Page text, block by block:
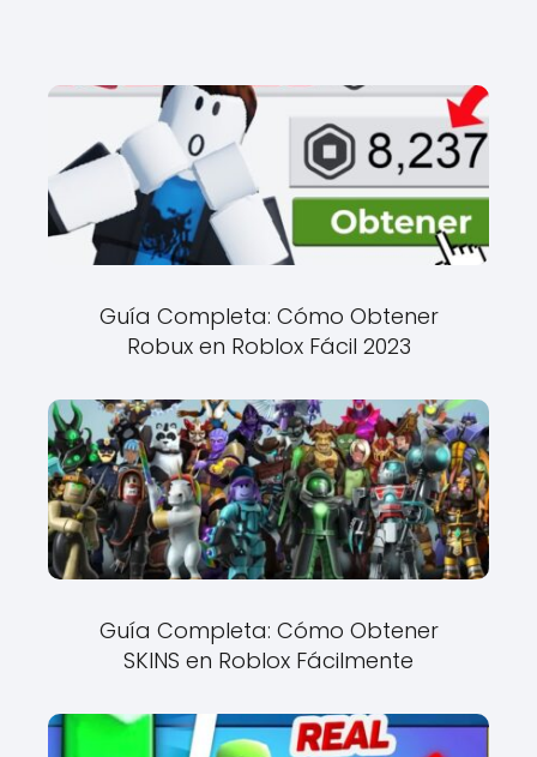
Guía Completa: Cómo Obtener
Robux en Roblox Fácil 2023
Guía Completa: Cómo Obtener
SKINS en Roblox Fácilmente